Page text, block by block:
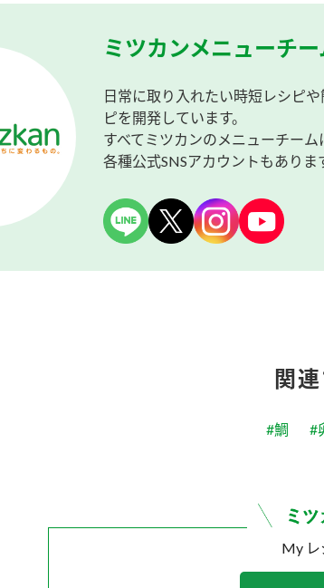
ミツカンメニューチー
日常に取り入れたい時短レシピ
ピを開発しています。
すべてミツカンのメニューチーム
各種公式SNSアカウントもありま
関
#鯛 #
My レ